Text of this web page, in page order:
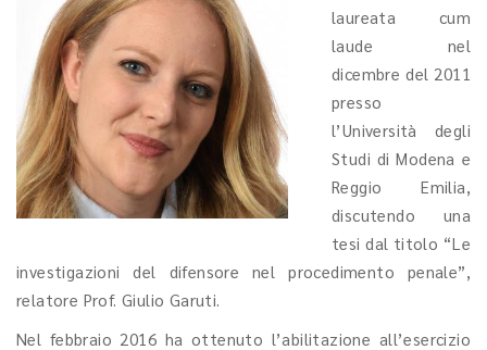
laureata cum
laude nel
dicembre del 2011
presso
l’Università degli
Studi di Modena e
Reggio Emilia,
discutendo una
tesi dal titolo “Le
investigazioni del difensore nel procedimento penale”,
relatore Prof. Giulio Garuti.
Nel febbraio 2016 ha ottenuto l’abilitazione all’esercizio